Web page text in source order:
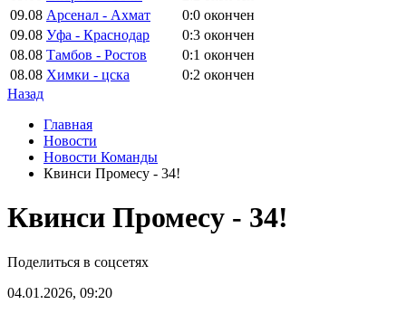
09.08 Арсенал - Ахмат 0:0 окончен
09.08 Уфа - Краснодар 0:3 окончен
08.08 Тамбов - Ростов 0:1 окончен
08.08 Химки - цска 0:2 окончен
Назад
Главная
Новости
Новости Команды
Квинси Промесу - 34!
Квинси Промесу - 34!
Поделиться в соцсетях
04.01.2026, 09:20